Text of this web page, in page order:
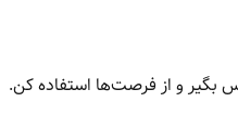
بگیر و از فرصت‌ها استفاده کن.